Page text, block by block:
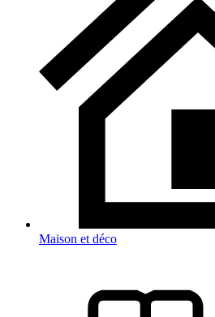
Maison et déco